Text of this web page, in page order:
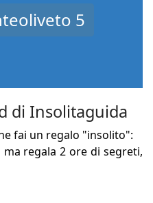
5
di Insolitaguida
fai un regalo "insolito":
regala 2 ore di segreti,